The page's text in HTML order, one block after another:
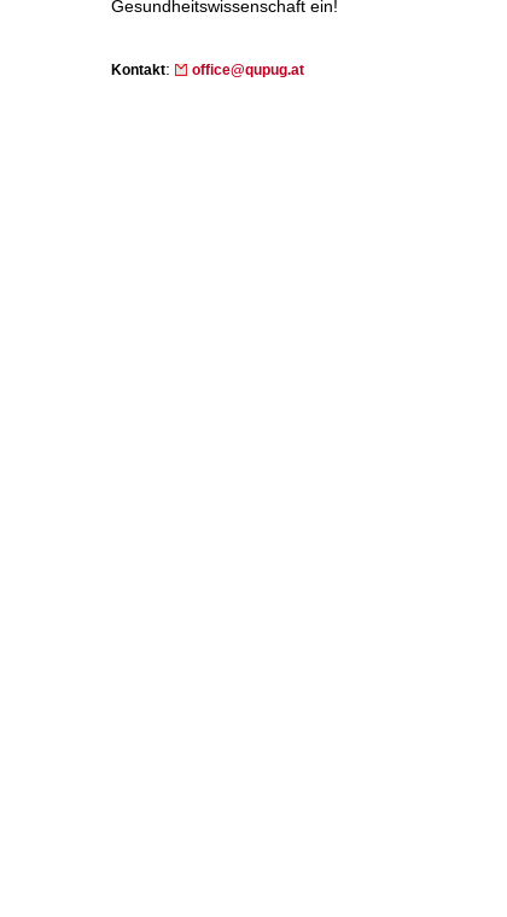
Gesundheitswissenschaft ein!
Kontakt: office@qupug.at